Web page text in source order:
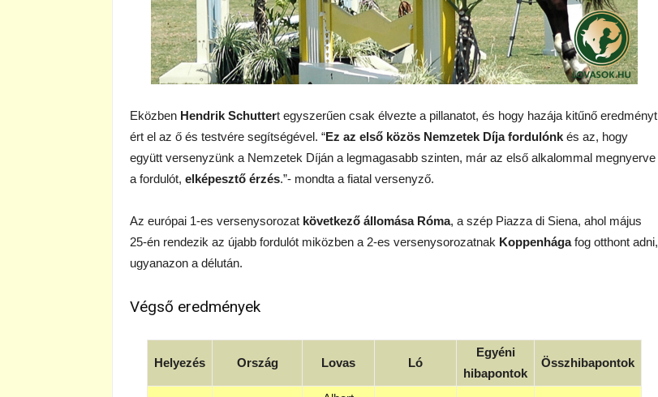
Eközben Hendrik Schuttert egyszerűen csak élvezte a pillanatot, és hogy hazája kitűnő eredményt
ért el az ő és testvére segítségével. “Ez az első közös Nemzetek Díja fordulónk és az, hogy
együtt versenyzünk a Nemzetek Díján a legmagasabb szinten, már az első alkalommal megnyerve
a fordulót, elképesztő érzés.”- mondta a fiatal versenyző.
Az európai 1-es versenysorozat következő állomása Róma, a szép Piazza di Siena, ahol május
25-én rendezik az újabb fordulót miközben a 2-es versenysorozatnak Koppenhágafog otthont adni,
ugyanazon a délután.
Végső eredmények
Helyezés Ország Lovas Ló
Egyéni
hibapontok
Összhibapontok